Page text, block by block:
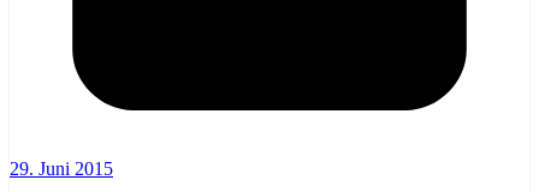
29. Juni 2015